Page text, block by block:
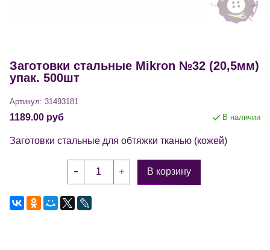
Заготовки стальные Mikron №32 (20,5мм)
упак. 500шт
Артикул: 31493181
1189.00 руб В наличии
Заготовки стальные для обтяжки тканью (кожей)
В корзину